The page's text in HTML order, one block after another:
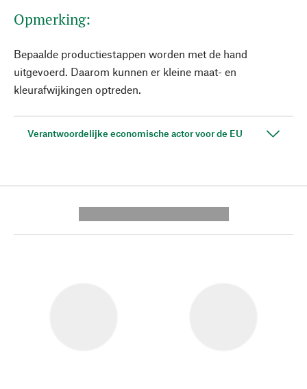
Opmerking:
Bepaalde productiestappen worden met de hand
uitgevoerd. Daarom kunnen er kleine maat- en
kleurafwijkingen optreden.
Verantwoordelijke economische actor voor de EU